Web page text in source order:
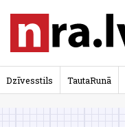
Dzīvesstils TautaRunā